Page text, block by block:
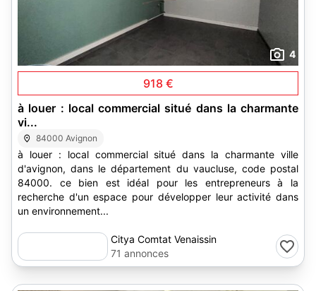
4
918 €
à louer : local commercial situé dans la charmante
vi...
84000 Avignon
à louer : local commercial situé dans la charmante ville
d'avignon, dans le département du vaucluse, code postal
84000. ce bien est idéal pour les entrepreneurs à la
recherche d'un espace pour développer leur activité dans
un environnement...
Citya Comtat Venaissin
71 annonces